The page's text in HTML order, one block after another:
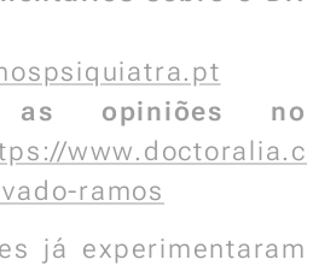
as opiniões no
www.doctoralia.c
ramos
já experimentaram